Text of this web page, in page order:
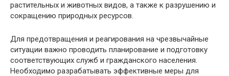
растительных и животных видов, а также к разрушению и
сокращению природных ресурсов.
Для предотвращения и реагирования на чрезвычайные
ситуации важно проводить планирование и подготовку
соответствующих служб и гражданского населения.
Необходимо разрабатывать эффективные меры для